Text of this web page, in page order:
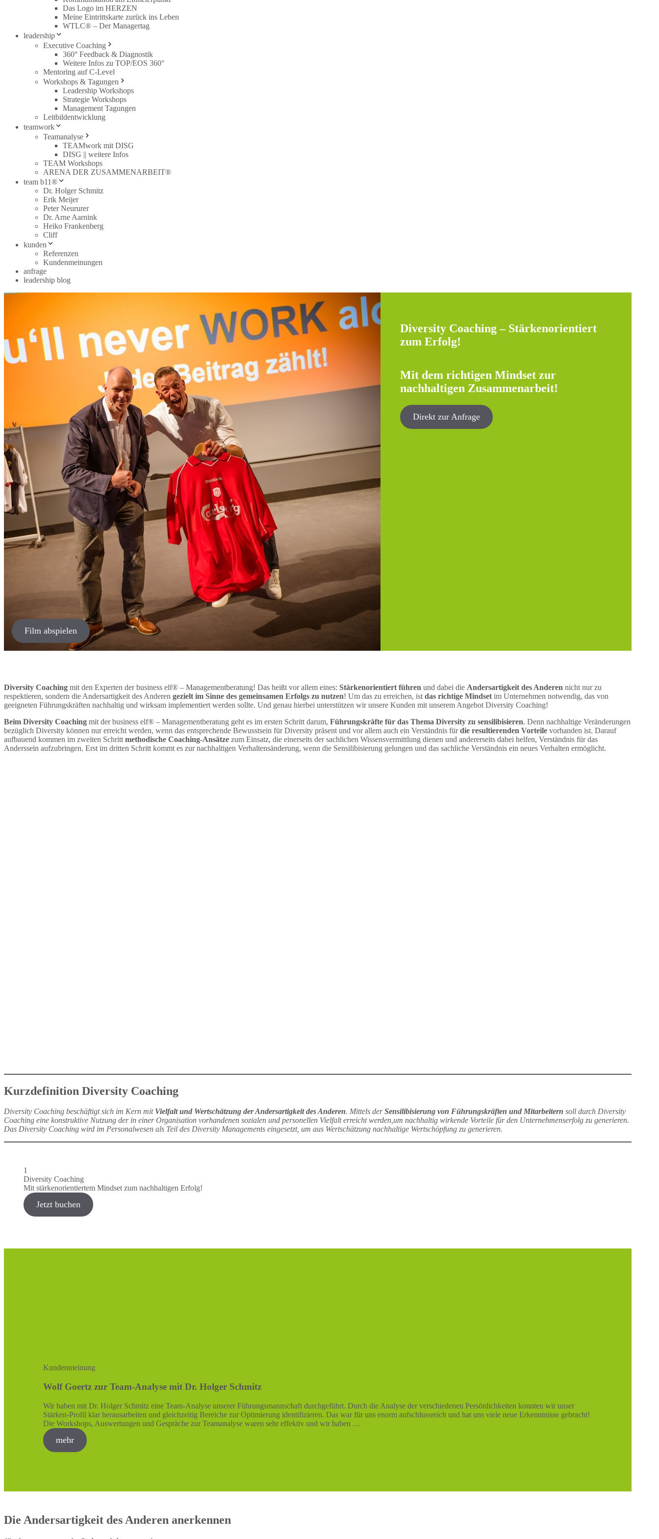
Das Logo im HERZEN
Meine Eintrittskarte zurück ins Leben
WTLC® – Der Managertag
leadership
Executive Coaching
360° Feedback & Diagnostik
Weitere Infos zu TOP/EOS 360°
Mentoring auf C-Level
Workshops & Tagungen
Leadership Workshops
Strategie Workshops
Management Tagungen
Leitbildentwicklung
teamwork
Teamanalyse
TEAMwork mit DISG
DISG || weitere Infos
TEAM Workshops
ARENA DER ZUSAMMENARBEIT®
team b11®
Dr. Holger Schmitz
Erik Meijer
Peter Neururer
Dr. Arne Aarnink
Heiko Frankenberg
Cliff
kunden
Referenzen
Kundenmeinungen
anfrage
leadership blog
Film abspielen
Diversity Coaching – Stärkenorientiert
zum Erfolg!
Mit dem richtigen Mindset zur
nachhaltigen Zusammenarbeit!
Direkt zur Anfrage
Diversity Coaching mit den Experten der business elf® – Managementberatung! Das heißt vor allem eines: Stärkenorientiert führen und dabei die Andersartigkeit des Anderen nicht nur zu
respektieren, sondern die Andersartigkeit des Anderen gezielt im Sinne des gemeinsamen Erfolgs zu nutzen! Um das zu erreichen, ist das richtige Mindset im Unternehmen notwendig, das von
geeigneten Führungskräften nachhaltig und wirksam implementiert werden sollte. Und genau hierbei unterstützen wir unsere Kunden mit unserem Angebot Diversity Coaching!
Beim Diversity Coaching mit der business elf® – Managementberatung geht es im ersten Schritt darum, Führungskräfte für das Thema Diversity zu sensilibisieren. Denn nachhaltige Veränderungen
bezüglich Diversity können nur erreicht werden, wenn das entsprechende Bewusstsein für Diversity präsent und vor allem auch ein Verständnis fürdie resultierenden Vorteile vorhanden ist. Darauf
aufbauend kommen im zweiten Schritt methodische Coaching-Ansätze zum Einsatz, die einerseits der sachlichen Wissensvermittlung dienen und andererseits dabei helfen, Verständnis für das
Anderssein aufzubringen. Erst im dritten Schritt kommt es zur nachhaltigen Verhaltensänderung, wenn die Sensilibisierung gelungen und das sachliche Verständnis ein neues Verhalten ermöglicht.
Kurzdefinition Diversity Coaching
Diversity Coaching beschäftigt sich im Kern mitVielfalt und Wertschätzung der Andersartigkeit des Anderen. Mittels derSensilibisierung von Führungskräften und Mitarbeitern soll durch Diversity
Coaching eine konstruktive Nutzung der in einer Organisation vorhandenen sozialen und personellen Vielfalt erreicht werden,um nachhaltig wirkende Vorteile für den Unternehmenserfolg zu generieren.
Das Diversity Coaching wird im Personalwesen als Teil des Diversity Managements eingesetzt, um aus Wertschätzung nachhaltige Wertschöpfung zu generieren.
1
Diversity Coaching
Mit stärkenorientiertem Mindset zum nachhaltigen Erfolg!
Jetzt buchen
Kundenmeinung
Wolf Goertz zur Team-Analyse mit Dr. Holger Schmitz
Wir haben mit Dr. Holger Schmitz eine Team-Analyse unserer Führungsmannschaft durchgeführt. Durch die Analyse der verschiedenen Persönlichkeiten konnten wir unser
Stärken-Profil klar herausarbeiten und gleichzeitig Bereiche zur Optimierung identifizieren. Das war für uns enorm aufschlussreich und hat uns viele neue Erkenntnisse gebracht!
Die Workshops, Auswertungen und Gespräche zur Teamanalyse waren sehr effektiv und wir haben …
mehr
Die Andersartigkeit des Anderen anerkennen